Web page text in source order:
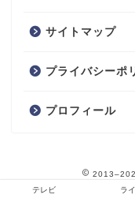
サイトマップ
プライバシーポ
プロフィール
テレビ
ラ